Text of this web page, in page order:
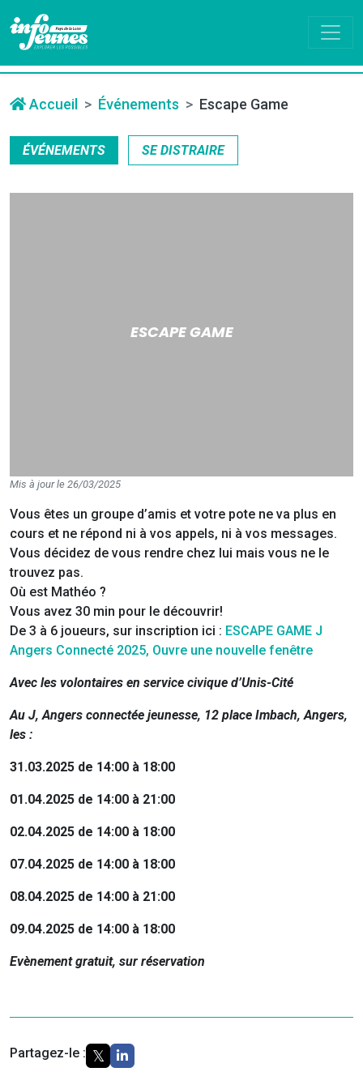
Accueil Événements Escape Game
ÉVÉNEMENTS SE DISTRAIRE
ESCAPE GAME
Mis à jour le 26/03/2025
Vous êtes un groupe d’amis et votre pote ne va plus en
cours et ne répond ni à vos appels, ni à vos messages.
Vous décidez de vous rendre chez lui mais vous ne le
trouvez pas.
Où est Mathéo ?
Vous avez 30 min pour le découvrir!
De 3 à 6 joueurs, sur inscription ici : ESCAPE GAME J
Angers Connecté 2025, Ouvre une nouvelle fenêtre
Avec les volontaires en service civique d’Unis-Cité
Au J, Angers connectée jeunesse, 12 place Imbach, Angers,
les :
31.03.2025 de 14:00 à 18:00
01.04.2025 de 14:00 à 21:00
02.04.2025 de 14:00 à 18:00
07.04.2025 de 14:00 à 18:00
08.04.2025 de 14:00 à 21:00
09.04.2025 de 14:00 à 18:00
Evènement gratuit, sur réservation
Partagez-le :